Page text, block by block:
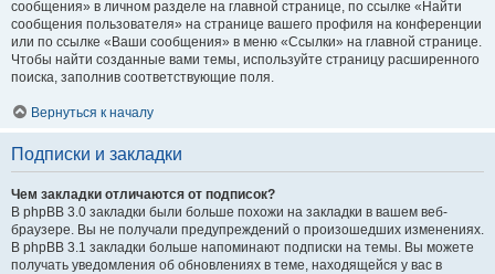
сообщения» в личном разделе на главной странице, по ссылке «Найти
сообщения пользователя» на странице вашего профиля на конференции
или по ссылке «Ваши сообщения» в меню «Ссылки» на главной странице.
Чтобы найти созданные вами темы, используйте страницу расширенного
поиска, заполнив соответствующие поля.
Вернуться к началу
Подписки и закладки
Чем закладки отличаются от подписок?
В phpBB 3.0 закладки были больше похожи на закладки в вашем веб-
браузере. Вы не получали предупреждений о произошедших изменениях.
В phpBB 3.1 закладки больше напоминают подписки на темы. Вы можете
получать уведомления об обновлениях в теме, находящейся у вас в